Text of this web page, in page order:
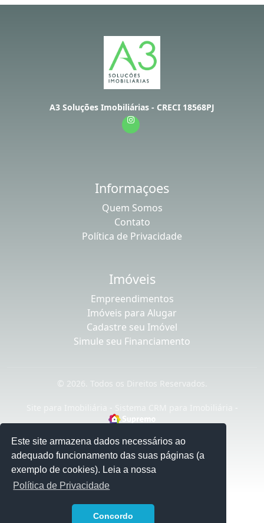
Este site armazena dados necessários ao
adequado funcionamento das suas páginas (a
exemplo de cookies). Leia a nossa
Política de Privacidade
Concordo
A3 Soluções Imobiliárias - CRECI 18568PJ
Informaçoes
Quem Somos
Contato
Política de Privacidade
Imóveis
Empreendimentos
Imóveis para Alugar
Cadastre seu Imóvel
Simule seu Financiamento
© 2026. Todos os Direitos Reservados.
- -